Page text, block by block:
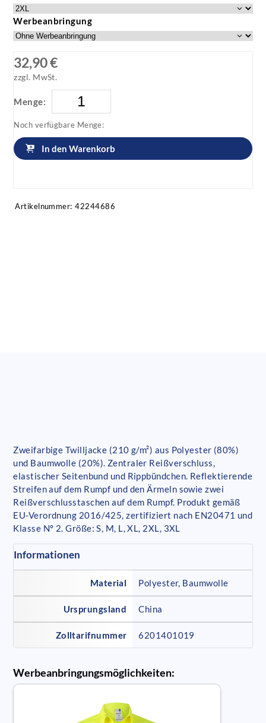
Werbeanbringung
32,90 €
zzgl. MwSt.
Menge:
Noch verfügbare Menge:
In den Warenkorb
Artikelnummer: 42244686
Zweifarbige Twilljacke (210 g/m²) aus Polyester (80%)
und Baumwolle (20%). Zentraler Reißverschluss,
elastischer Seitenbund und Rippbündchen. Reflektierende
Streifen auf dem Rumpf und den Ärmeln sowie zwei
Reißverschlusstaschen auf dem Rumpf. Produkt gemäß
EU-Verordnung 2016/425, zertifiziert nach EN20471 und
Klasse Nº 2. Größe: S, M, L, XL, 2XL, 3XL
Informationen
Material Polyester, Baumwolle
Ursprungsland China
Zolltarifnummer 6201401019
Werbeanbringungsmöglichkeiten: